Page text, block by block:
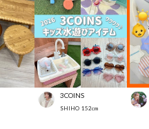
3COINS
SHIHO 152cm